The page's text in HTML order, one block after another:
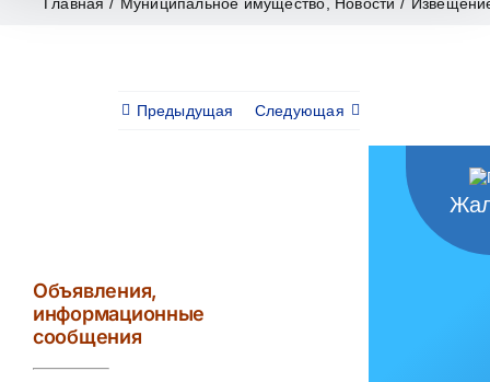
Предыдущая Следующая
Объявления,
информационные
сообщения